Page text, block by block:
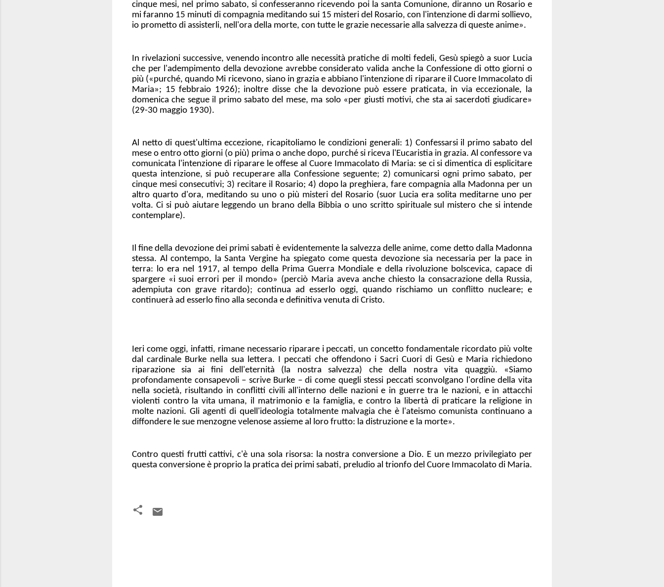
cinque mesi, nel primo sabato, si confesseranno ricevendo poi la santa Comunione, diranno un Rosario e
mi faranno 15 minuti di compagnia meditando sui 15 misteri del Rosario, con l'intenzione di darmi sollievo,
io prometto di assisterli, nell'ora della morte, con tutte le grazie necessarie alla salvezza di queste anime».
In rivelazioni successive, venendo incontro alle necessità pratiche di molti fedeli, Gesù spiegò a suor Lucia
che per l'adempimento della devozione avrebbe considerato valida anche la Confessione di otto giorni o
più («purché, quando Mi ricevono, siano in grazia e abbiano l'intenzione di riparare il Cuore Immacolato di
Maria»; 15 febbraio 1926); inoltre disse che la devozione può essere praticata, in via eccezionale, la
domenica che segue il primo sabato del mese, ma solo «per giusti motivi, che sta ai sacerdoti giudicare»
(29-30 maggio 1930).
Al netto di quest'ultima eccezione, ricapitoliamo le condizioni generali: 1) Confessarsi il primo sabato del
mese o entro otto giorni (o più) prima o anche dopo, purché si riceva l'Eucaristia in grazia. Al confessore va
comunicata l'intenzione di riparare le offese al Cuore Immacolato di Maria: se ci si dimentica di esplicitare
questa intenzione, si può recuperare alla Confessione seguente; 2) comunicarsi ogni primo sabato, per
cinque mesi consecutivi; 3) recitare il Rosario; 4) dopo la preghiera, fare compagnia alla Madonna per un
altro quarto d'ora, meditando su uno o più misteri del Rosario (suor Lucia era solita meditarne uno per
volta. Ci si può aiutare leggendo un brano della Bibbia o uno scritto spirituale sul mistero che si intende
contemplare).
Il fine della devozione dei primi sabati è evidentemente la salvezza delle anime, come detto dalla Madonna
stessa. Al contempo, la Santa Vergine ha spiegato come questa devozione sia necessaria per la pace in
terra: lo era nel 1917, al tempo della Prima Guerra Mondiale e della rivoluzione bolscevica, capace di
spargere «i suoi errori per il mondo» (perciò Maria aveva anche chiesto la consacrazione della Russia,
adempiuta con grave ritardo); continua ad esserlo oggi, quando rischiamo un conflitto nucleare; e
continuerà ad esserlo fino alla seconda e definitiva venuta di Cristo.
Ieri come oggi, infatti, rimane necessario riparare i peccati, un concetto fondamentale ricordato più volte
dal cardinale Burke nella sua lettera. I peccati che offendono i Sacri Cuori di Gesù e Maria richiedono
riparazione sia ai fini dell'eternità (la nostra salvezza) che della nostra vita quaggiù. «Siamo
profondamente consapevoli – scrive Burke – di come quegli stessi peccati sconvolgano l'ordine della vita
nella società, risultando in conflitti civili all'interno delle nazioni e in guerre tra le nazioni, e in attacchi
violenti contro la vita umana, il matrimonio e la famiglia, e contro la libertà di praticare la religione in
molte nazioni. Gli agenti di quell'ideologia totalmente malvagia che è l'ateismo comunista continuano a
diffondere le sue menzogne velenose assieme al loro frutto: la distruzione e la morte».
Contro questi frutti cattivi, c'è una sola risorsa: la nostra conversione a Dio. E un mezzo privilegiato per
questa conversione è proprio la pratica dei primi sabati, preludio al trionfo del Cuore Immacolato di Maria.